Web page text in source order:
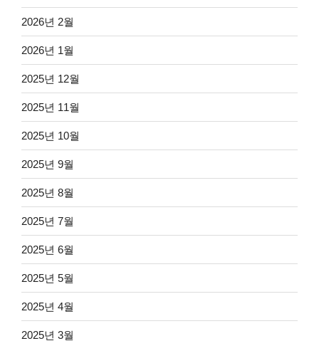
2026년 2월
2026년 1월
2025년 12월
2025년 11월
2025년 10월
2025년 9월
2025년 8월
2025년 7월
2025년 6월
2025년 5월
2025년 4월
2025년 3월